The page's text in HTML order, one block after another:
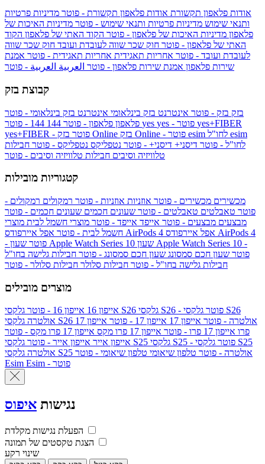
אודות פלאפון תקשורת אודות פלאפון תקשורת - פוטר מדיניות פרטיות
ותנאי שימוש מדיניות פרטיות ותנאי שימוש - פוטר מדיניות האיכות של
פלאפון מדיניות האיכות של פלאפון - פוטר הקוד האתי של פלאפון הקוד
האתי של פלאפון - פוטר חוק שכר שווה לעובדת ועובד חוק שכר שווה
לעובדת ועובד - פוטר אחריות תאגידית אחריות תאגידית - פוטר אמנת
שירות פלאפון אמנת שירות פלאפון - פוטר العربية العربية - פוטר
קבוצת בזק
בזק בזק - פוטר אינטרנט בזק בינלאומי אינטרנט בזק בינלאומי - פוטר
פלאפון פלאפון - פוטר 144 yes
yes+FIBER
yes+FIBER - פוטר בזק Online
esim
לחו"ל - פוטר דיסני+ דיסני+ - פוטר נטפליקס נטפליקס - פוטר חבילות
טלוויזיה וסיבים חבילות טלוויזיה וסיבים - פוטר
קטגוריות מובילות
מכשירים מכשירים - פוטר אוזניות אוזניות - פוטר רמקולים רמקולים -
פוטר טאבלטים טאבלטים - פוטר שעונים חכמים שעונים חכמים - פוטר
מבצעים מבצעים - פוטר אייפד אייפד - פוטר מוצרי חשמל לבית מוצרי
חשמל לבית - פוטר אפל איירפודס AirPods 4 אפל איירפודס AirPods 4
- פוטר שעון Apple Watch Series 10 שעון Apple Watch Series 10 -
פוטר שעון חכם סמסונג שעון חכם סמסונג - פוטר חבילות גלישה בחו"ל
חבילות גלישה בחו"ל - פוטר חבילות סלולר חבילות סלולר - פוטר
מוצרים מובילים
אייפון 16 אייפון 16 - פוטר גלקסי S26 גלקסי S26 - פוטר גלקסי S26
אולטרה
גלקסי S26 אולטרה - פוטר אייפון 17 אייפון 17 - פוטר
אייפון 17
פרו אייפון 17 פרו - פוטר אייפון 17 פרו מקס
אייפון 17 פרו מקס - פוטר
אייפון אייר אייפון אייר - פוטר גלקסי S25 גלקסי S25 - פוטר גלקסי S25
אולטרה
גלקסי S25 אולטרה - פוטר טלפון שיאומי טלפון שיאומי - פוטר
Esim
Esim - פוטר
נגישות איפוס
הפעלת נגישות מקלדת
הצגת טקסטים של תמונה
שינוי רקע